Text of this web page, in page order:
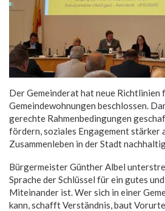
Der Gemeinderat hat neue Richtlinien
Gemeindewohnungen beschlossen.
gerechte Rahmenbedingungen
fördern, soziales Engagement stärker
Zusammenleben in der Stadt
Bürgermeister Günther Albel
Sprache der Schlüssel für ein gutes
Miteinander ist. Wer sich in einer
kann, schafft Verständnis, baut